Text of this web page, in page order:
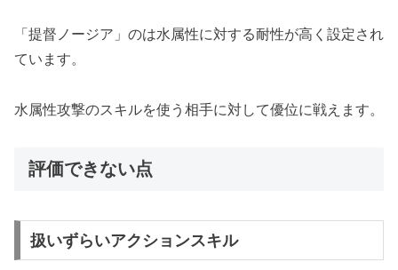
「提督ノージア」のは水属性に対する耐性が高く設定され
ています。
水属性攻撃のスキルを使う相手に対して優位に戦えます。
評価できない点
扱いずらいアクションスキル